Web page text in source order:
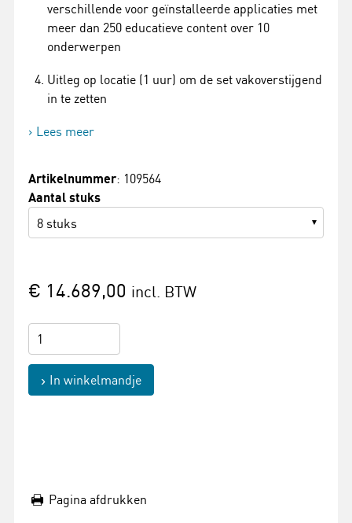
verschillende voor geïnstalleerde applicaties met
meer dan 250 educatieve content over 10
onderwerpen
Uitleg op locatie (1 uur) om de set vakoverstijgend
in te zetten
Lees meer
Artikelnummer: 109564
Aantal stuks
8 stuks
€ 14.689,00 incl. BTW
In winkelmandje
Pagina afdrukken